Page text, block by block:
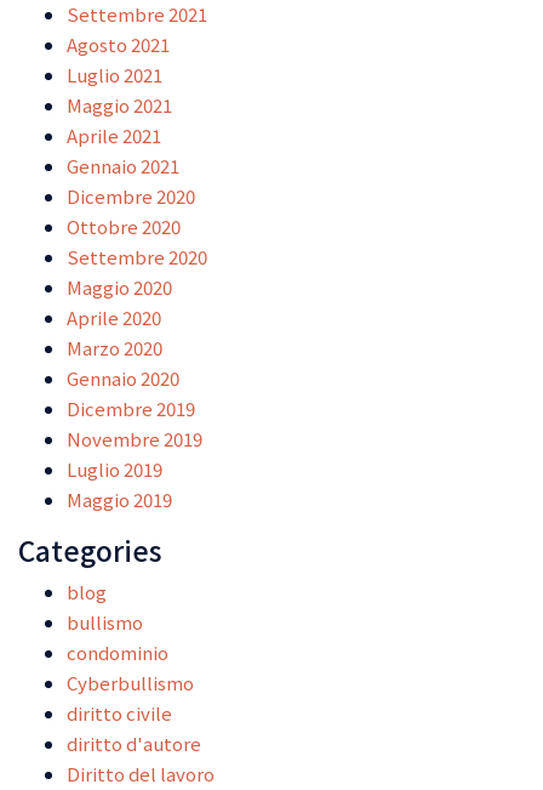
Settembre 2021
Agosto 2021
Luglio 2021
Maggio 2021
Aprile 2021
Gennaio 2021
Dicembre 2020
Ottobre 2020
Settembre 2020
Maggio 2020
Aprile 2020
Marzo 2020
Gennaio 2020
Dicembre 2019
Novembre 2019
Luglio 2019
Maggio 2019
Categories
blog
bullismo
condominio
Cyberbullismo
diritto civile
diritto d'autore
Diritto del lavoro